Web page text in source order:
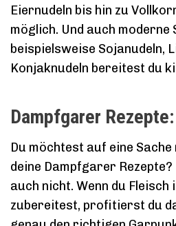
Eiernudeln bis hin zu
möglich. Und auch moderne
beispielsweise Sojanudeln,
Konjaknudeln bereitest du
Dampfgarer
Du möchtest auf eine
deine Dampfgarer
auch nicht. Wenn du
zubereitest, profitierst du